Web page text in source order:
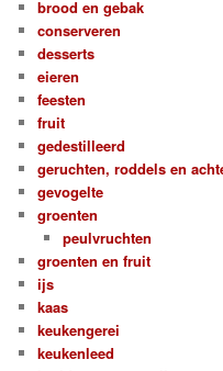
brood en gebak
conserveren
desserts
eieren
feesten
fruit
gedestilleerd
geruchten, roddels en
gevogelte
groenten
peulvruchten
groenten en fruit
ijs
kaas
keukengerei
keukenleed